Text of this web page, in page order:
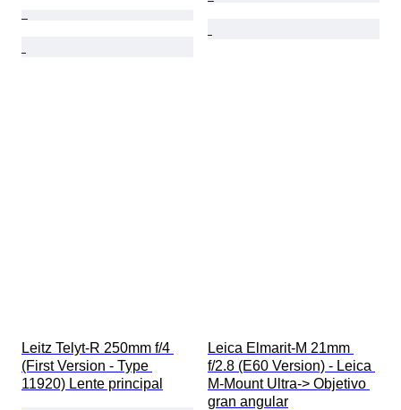
Leitz Telyt-R 250mm f/4
(First Version - Type
11920) Lente principal
Leica Elmarit-M 21mm
f/2.8 (E60 Version) - Leica
M-Mount Ultra-> Objetivo
gran angular